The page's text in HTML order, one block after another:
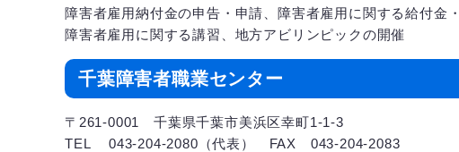
障害者雇用納付金の申告・申請、障害者雇用に関する給付金
障害者雇用に関する講習、地方アビリンピックの開催
千葉障害者職業センター
〒261-0001 千葉県千葉市美浜区幸町1-1-3
TEL 043-204-2080（代表） FAX 043-204-2083